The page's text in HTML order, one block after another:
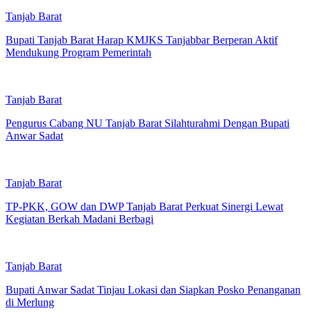
Tanjab Barat
Bupati Tanjab Barat Harap KMJKS Tanjabbar Berperan Aktif
Mendukung Program Pemerintah
Tanjab Barat
Pengurus Cabang NU Tanjab Barat Silahturahmi Dengan Bupati
Anwar Sadat
Tanjab Barat
TP-PKK, GOW dan DWP Tanjab Barat Perkuat Sinergi Lewat
Kegiatan Berkah Madani Berbagi
Tanjab Barat
Bupati Anwar Sadat Tinjau Lokasi dan Siapkan Posko Penanganan
di Merlung